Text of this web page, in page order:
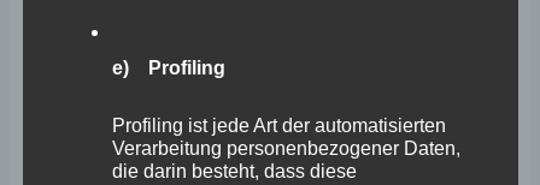
Wefelscheid zu “Erfolgreiche
e) Profiling
Profiling ist jede Art der automatisierten
Verarbeitung personenbezogener Daten,
die darin besteht, dass diese